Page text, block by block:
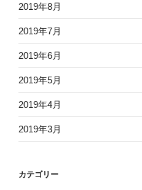
2019年8月
2019年7月
2019年6月
2019年5月
2019年4月
2019年3月
カテゴリー